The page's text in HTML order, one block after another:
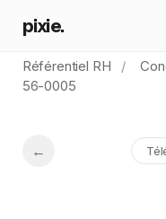
pixie.
Référentiel RH
56-0005